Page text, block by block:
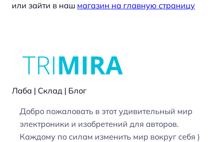
или зайти в наш магазин на главную страницу
Лаба | Склад | Блог
Добро пожаловать в этот удивительный мир
электроники и изобретений для авторов.
Каждому по силам изменить мир вокруг себя )